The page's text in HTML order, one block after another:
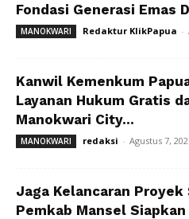
Fondasi Generasi Emas
MANOKWARI Redaktur KlikPapua -
Kanwil Kemenkum
Layanan Hukum Gratis
Manokwari City...
MANOKWARI redaksi - Agustus 7,
Jaga Kelancaran
Pemkab Mansel Siapkan